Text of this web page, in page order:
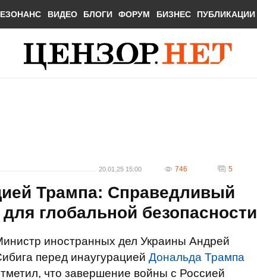
ВИДЕО БЛОГИ ФОРУМ БИЗНЕС ПУБЛИКАЦИИ
20.01.25 15:00 746 5
Трампа: Справедливый
глобальной безопасности
иностранных дел Украины Андрей
перед инаугурацией Дональда Трампа
что завершение войны с Россией